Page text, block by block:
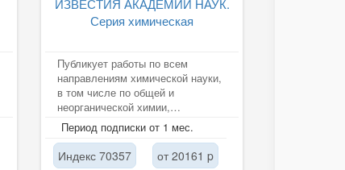
ИЗВЕСТИЯ АКАДЕМИИ НАУК.
Серия химическая
Публикует работы по всем
направлениям химической науки,
в том числе по общей и
неорганической химии,
физической химии, химической
физике,...
Период подписки от 1 мес.
Индекс 70357 от 20161 p